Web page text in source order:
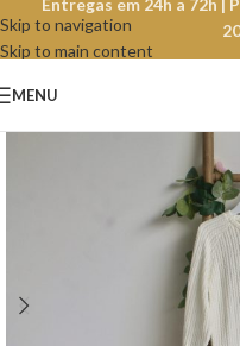
Skip to navigation
Skip to main content
Entregas em 24h a 72h |
MENU